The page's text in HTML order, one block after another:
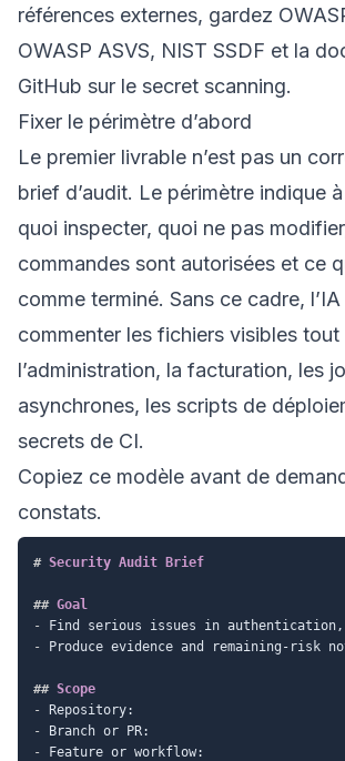
références externes, gardez
OWASP ASVS, NIST SSDF et la
GitHub sur le secret scanning.
Fixer le périmètre d’abord
Le premier livrable n’est pas un
brief d’audit. Le périmètre indique
quoi inspecter, quoi ne pas
commandes sont autorisées et ce
comme terminé. Sans ce cadre,
commenter les fichiers visibles
l’administration, la facturation, les
asynchrones, les scripts de
secrets de CI.
Copiez ce modèle avant de
constats.
# Security Audit Brief
## Goal
-
- Produce evidence and remaining-risk
## Scope
-
-
-